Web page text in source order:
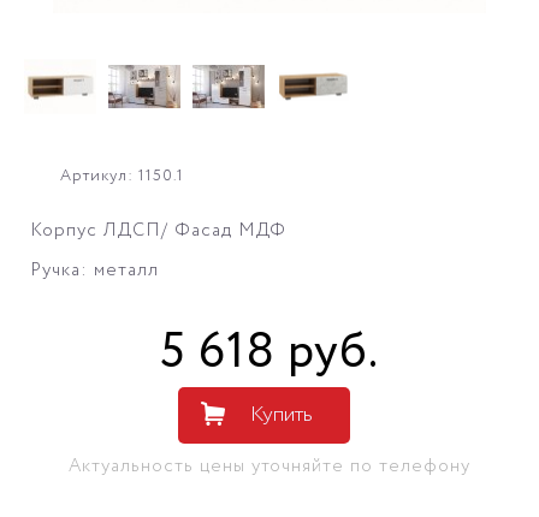
Артикул: 1150.1
Корпус ЛДСП/ Фасад МДФ
Ручка: металл
5 618 руб.
Купить
Актуальность цены уточняйте по телефону